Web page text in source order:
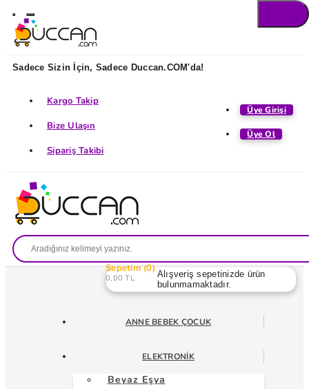
Sadece Sizin İçin, Sadece Duccan.COM'da!
Üye Girişi
Üye Ol
Kargo Takip
Bize Ulaşın
Sipariş Takibi
Sepetim 0
0,00 TL
Alışveriş sepetinizde ürün
bulunmamaktadır.
ANNE BEBEK ÇOCUK
ELEKTRONIK
Beyaz Eşya